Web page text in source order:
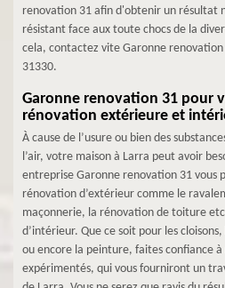
renovation 31 afin d'obtenir un résultat
résistant face aux toute chocs de la
cela, contactez vite Garonne renovation
31330.
Garonne renovation 31 pour
rénovation extérieure et
À cause de l’usure ou bien des
l’air, votre maison à Larra peut avoir
entreprise Garonne renovation 31 vous
rénovation d’extérieur comme le
maçonnerie, la rénovation de toiture
d’intérieur. Que ce soit pour les
ou encore la peinture, faites confiance à
expérimentés, qui vous fourniront un